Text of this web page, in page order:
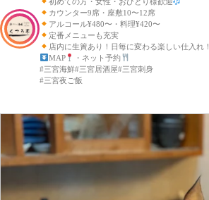
カウンター9席・座敷10〜12席
アルコール¥480〜・料理¥420〜
定番メニューも充実
店内に生簀あり！日毎に変わる楽しい仕入れ！
MAP
・ネット予約
#三宮海鮮#三宮居酒屋#三宮刺身
#三宮夜ご飯
kutsurogi.sannomiya
7月 11